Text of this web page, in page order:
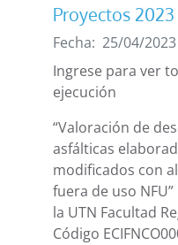
Proyectos 2023
Fecha: 25/04/2023
Ingrese para ver
ejecución
“Valoración de
asfálticas
modificados con
fuera de uso
la UTN Facultad
Código